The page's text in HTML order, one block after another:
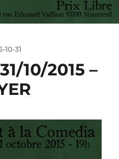
10-31
10/2015 –